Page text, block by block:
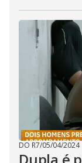
DO R7/05/04/2024